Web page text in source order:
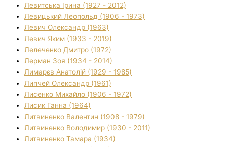
Левитська Ірина (1927 - 2012)
Левицький Леопольд (1906 - 1973)
Левич Олександр (1963)
Левич Яким (1933 - 2019)
Лелеченко Дмитро (1972)
Лерман Зоя (1934 - 2014)
Лимарєв Анатолій (1929 - 1985)
Липчей Олександр (1961)
Лисенко Михайло (1906 - 1972)
Лисик Ганна (1964)
Литвиненко Валентин (1908 - 1979)
Литвиненко Володимир (1930 - 2011)
Литвиненко Тамара (1934)